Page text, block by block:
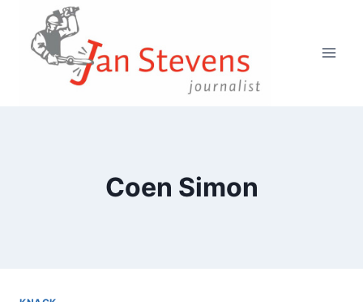
Doorgaan
inhoud
Coen Simon